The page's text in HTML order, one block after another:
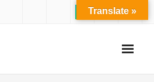
Translate »